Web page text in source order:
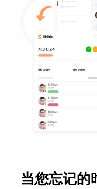
当您忘记的